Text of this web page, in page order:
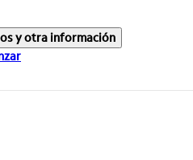
y otra información